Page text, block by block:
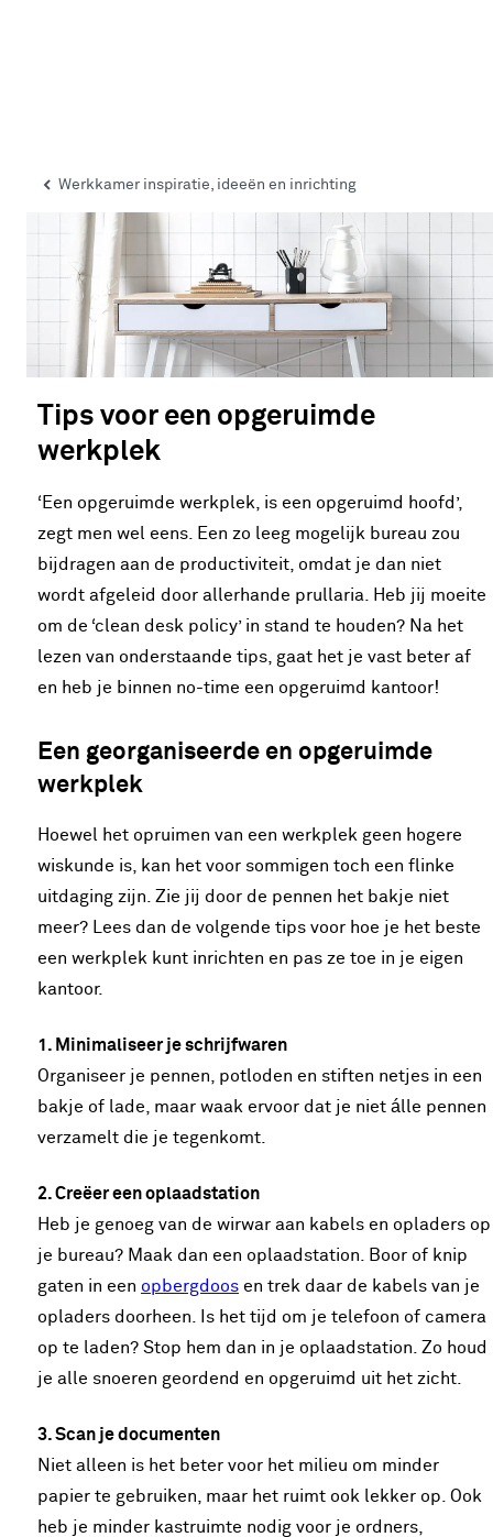
Werkkamer inspiratie, ideeën en inrichting
Tips voor een opgeruimde
werkplek
‘Een opgeruimde werkplek, is een opgeruimd hoofd’,
zegt men wel eens. Een zo leeg mogelijk bureau zou
bijdragen aan de productiviteit, omdat je dan niet
wordt afgeleid door allerhande prullaria. Heb jij moeite
om de ‘clean desk policy’ in stand te houden? Na het
lezen van onderstaande tips, gaat het je vast beter af
en heb je binnen no-time een opgeruimd kantoor!
Een georganiseerde en opgeruimde
werkplek
Hoewel het opruimen van een werkplek geen hogere
wiskunde is, kan het voor sommigen toch een flinke
uitdaging zijn. Zie jij door de pennen het bakje niet
meer? Lees dan de volgende tips voor hoe je het beste
een werkplek kunt inrichten en pas ze toe in je eigen
kantoor.
1. Minimaliseer je schrijfwaren
Organiseer je pennen, potloden en stiften netjes in een
bakje of lade, maar waak ervoor dat je niet álle pennen
verzamelt die je tegenkomt.
2. Creëer een oplaadstation
Heb je genoeg van de wirwar aan kabels en opladers op
je bureau? Maak dan een oplaadstation. Boor of knip
gaten in een opbergdoos en trek daar de kabels van je
opladers doorheen. Is het tijd om je telefoon of camera
op te laden? Stop hem dan in je oplaadstation. Zo houd
je alle snoeren geordend en opgeruimd uit het zicht.
3. Scan je documenten
Niet alleen is het beter voor het milieu om minder
papier te gebruiken, maar het ruimt ook lekker op. Ook
heb je minder kastruimte nodig voor je ordners,